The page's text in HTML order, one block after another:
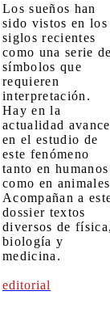
Los sueños han
sido vistos en los
siglos recientes
como una serie
símbolos que
requieren
interpretación.
Hay en la
actualidad
en el estudio de
este fenómeno
tanto en humanos
como en
Acompañan a
dossier textos
diversos de
biología y
medicina.
editorial